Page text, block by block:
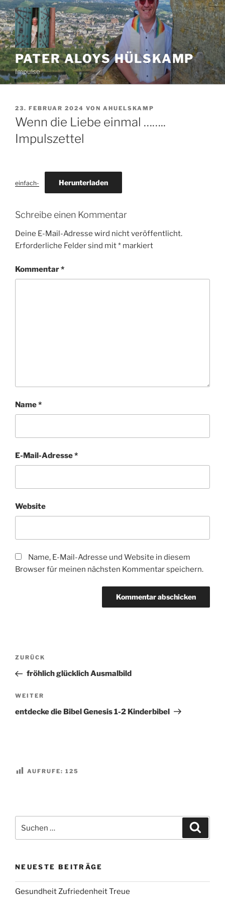
Zum
Inhalt
springen
PATER ALOYS HÜLSKAMP
Impulse
VERÖFFENTLICHT
AM
23. FEBRUAR 2024 VON AHUELSKAMP
Wenn die Liebe einmal ……..
Impulszettel
einfach- Herunterladen
Schreibe einen Kommentar
Deine E-Mail-Adresse wird nicht veröffentlicht.
Erforderliche Felder sind mit* markiert
Kommentar*
Name*
E-Mail-Adresse*
Website
Name, E-Mail-Adresse und Website in diesem
Browser für meinen nächsten Kommentar speichern.
Beitragsnavigation
Vorheriger
Beitrag
ZURÜCK
fröhlich glücklich Ausmalbild
Nächster
Beitrag
WEITER
entdecke die Bibel Genesis 1-2 Kinderbibel
AUFRUFE: 125
nach:
NEUESTE BEITRÄGE
Gesundheit Zufriedenheit Treue